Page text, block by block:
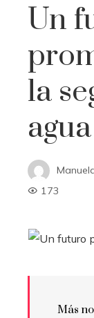
Un
la
agua
173
Más